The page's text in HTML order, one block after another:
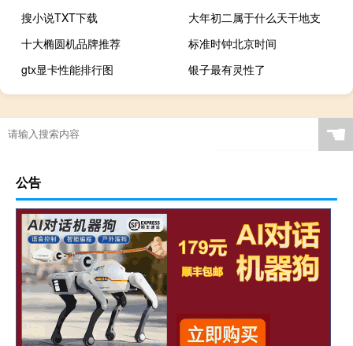
搜小说TXT下载
大年初二属于什么天干地支
十大椭圆机品牌推荐
标准时钟北京时间
gtx显卡性能排行图
银子最有灵性了
☚
公告